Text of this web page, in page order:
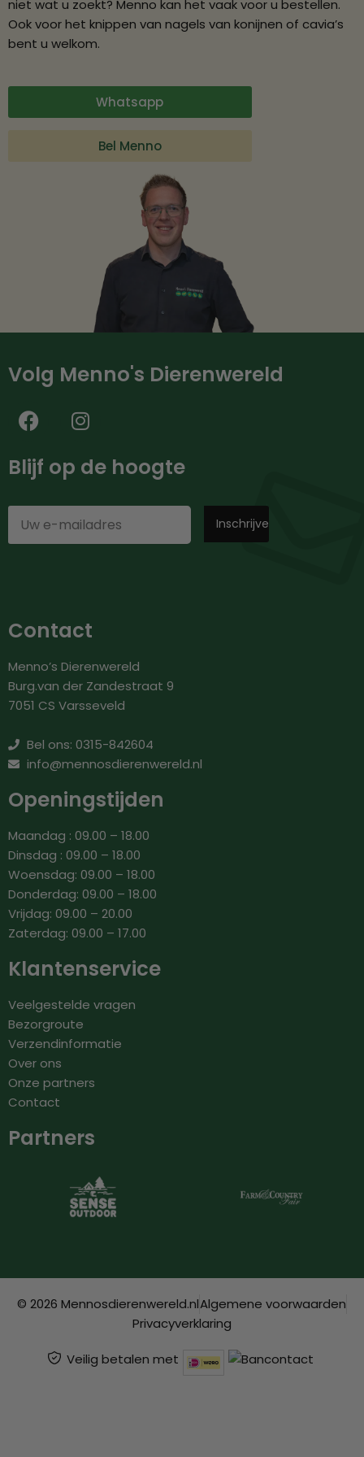
niet wat u zoekt? Menno kan het vaak voor u bestellen.
Ook voor het knippen van nagels van konijnen of cavia’s
bent u welkom.
Whatsapp
Bel Menno
Volg Menno's Dierenwereld
Blijf op de hoogte
Contact
Menno’s Dierenwereld
Burg.van der Zandestraat 9
7051 CS Varsseveld
Bel ons: 0315-842604
info@mennosdierenwereld.nl
Openingstijden
Maandag : 09.00 – 18.00
Dinsdag : 09.00 – 18.00
Woensdag: 09.00 – 18.00
Donderdag: 09.00 – 18.00
Vrijdag: 09.00 – 20.00
Zaterdag: 09.00 – 17.00
Klantenservice
Veelgestelde vragen
Bezorgroute
Verzendinformatie
Over ons
Onze partners
Contact
Partners
© 2026 Mennosdierenwereld.nlAlgemene voorwaarden
Privacyverklaring
Veilig betalen met